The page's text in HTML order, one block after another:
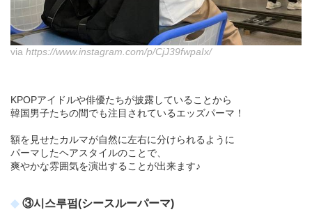
via https://www.instagram.com/p/CjJ39fwpaIx/
KPOPアイドルや俳優たちが披露していることから
韓国男子たちの間でも注目されているエッズパーマ！
額を見せたカルマが自然に左右に分けられるように
パーマしたヘアスタイルのことで、
爽やかな雰囲気を演出することが出来ます♪
③시스루펌(シースルーパーマ)